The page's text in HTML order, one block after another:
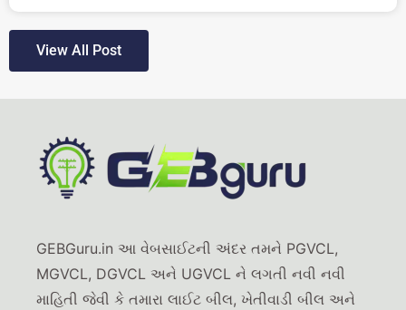
View All Post
GEBGuru.in આ વેબસાઈટની અંદર તમને PGVCL,
MGVCL, DGVCL અને UGVCL ને લગતી નવી નવી
માહિતી જેવી કે તમારા લાઈટ બીલ, ખેતીવાડી બીલ અને